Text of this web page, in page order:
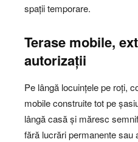
spații temporare.
Terase mobile,
autorizații
Pe lângă locuințele pe roți,
mobile construite tot pe
lângă casă și măresc
fără lucrări permanente sau